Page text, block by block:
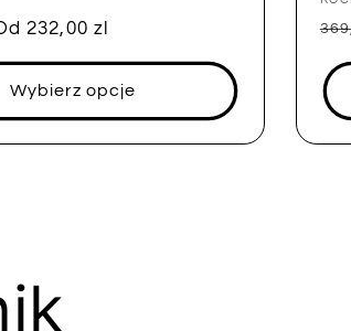
232,00 zl
Wybierz opcje